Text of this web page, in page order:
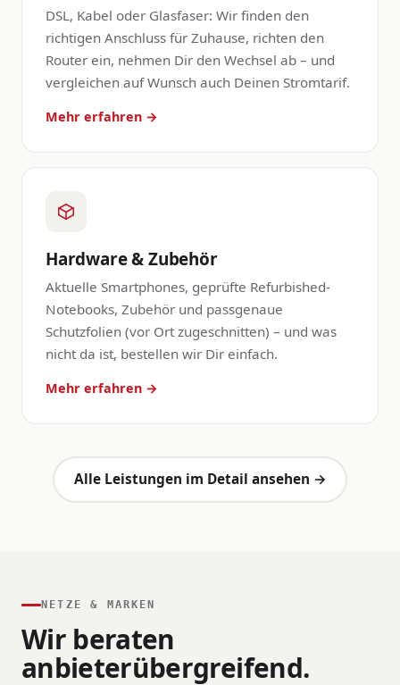
DSL, Kabel oder Glasfaser: Wir finden den
richtigen Anschluss für Zuhause, richten den
Router ein, nehmen Dir den Wechsel ab – und
vergleichen auf Wunsch auch Deinen Stromtarif.
Mehr erfahren →
Hardware & Zubehör
Aktuelle Smartphones, geprüfte Refurbished-
Notebooks, Zubehör und passgenaue
Schutzfolien (vor Ort zugeschnitten) – und was
nicht da ist, bestellen wir Dir einfach.
Mehr erfahren →
Alle Leistungen im Detail ansehen →
NETZE & MARKEN
Wir beraten
anbieterübergreifend.